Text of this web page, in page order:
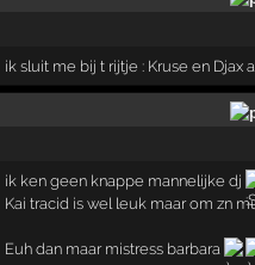
ik sluit me bij t rijtje : Kruse en Djax
ik ken geen knappe mannelijke dj
Kai tracid is wel leuk maar om zn
Euh dan maar mistress barbara